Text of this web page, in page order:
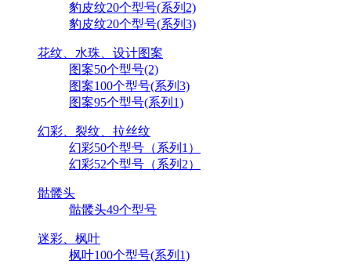
豹皮纹20个型号(系列2)
豹皮纹20个型号(系列3)
花纹、水珠、设计图案
图案50个型号(2)
图案100个型号(系列3)
图案95个型号(系列1)
幻彩、裂纹、拉丝纹
幻彩50个型号（系列1）
幻彩52个型号（系列2）
骷髅头
骷髅头49个型号
迷彩、枫叶
枫叶100个型号(系列1)